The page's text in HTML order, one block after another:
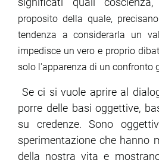
proposito della quale,
tendenza a considerarla un
impedisce un vero e proprio
solo l'apparenza di un confronto
Se ci si vuole aprire al
porre delle basi oggettive,
su credenze. Sono
sperimentazione che hanno
della nostra vita e